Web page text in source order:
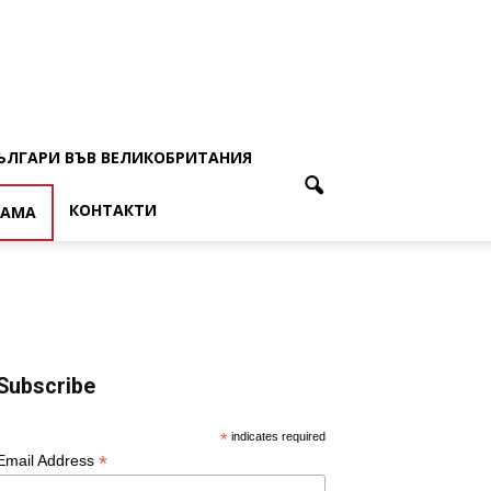
ВЪВ ВЕЛИКОБРИТАНИЯ
КОНТАКТИ
* indicates required
Address *